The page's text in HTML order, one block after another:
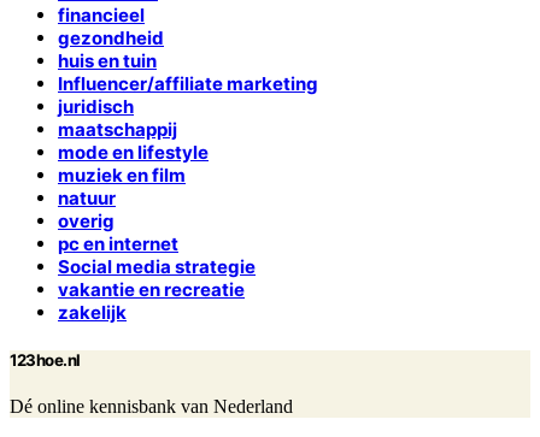
financieel
gezondheid
huis en tuin
Influencer/affiliate marketing
juridisch
maatschappij
mode en lifestyle
muziek en film
natuur
overig
pc en internet
Social media strategie
vakantie en recreatie
zakelijk
123hoe.nl
Dé online kennisbank van Nederland